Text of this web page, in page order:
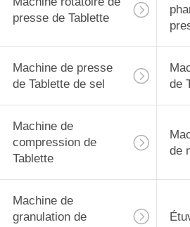
presse de Tablette
Machine de presse
de Tablette de sel
de
Machine de
compression de
Tablette
de
Machine de
granulation de